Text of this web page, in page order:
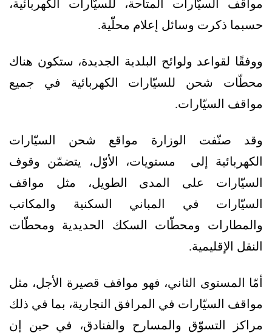
مواقف السيّارات المتاحة، للسيّارات الكهربائية،
حسبما ذكرت وسائل إعلام محلّية.
ووفقًا لقواعد ولوائح البلدية الجديدة، ستكون هناك
محطّات شحن للسيّارات الكهربائية في جميع
مواقف السيّارات.
وقد صنّفت الوزارة مواقع شحن السيّارات
الكهربائية إلى مستويات، الأوّل، يتضمّن وقوف
السيّارات على المدى الطويل، مثل مواقف
السيّارات في المباني السكنية والمكاتب
والمطارات ومحطّات السكك الحديدية ومحطّات
النقل الإقليمية.
أمّا المستوى الثاني، فهو مواقف قصيرة الأجل، مثل
مواقف السيّارات في المرافق التجارية، بما في ذلك
مراكز التسوّق والمسارح والفنادق، في حين إن